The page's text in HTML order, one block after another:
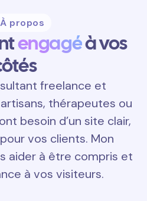
À propos
engagéà vos
freelance et
thérapeutes ou
besoin d’un site clair,
vos clients. Mon
aider à être compris et
à vos visiteurs.